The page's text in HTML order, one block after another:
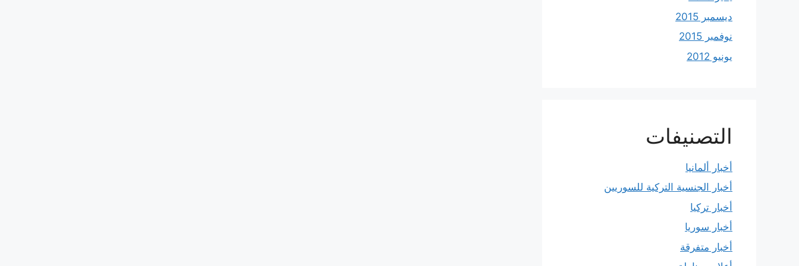
ديسمبر 2015
نوفمبر 2015
يونيو 2012
التصنيفات
أخبار ألمانيا
أخبار الجنسية التركية للسوريين
أخبار تركيا
أخبار سوريا
أخبار متفرقة